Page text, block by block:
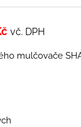
vč. DPH
mulčovače